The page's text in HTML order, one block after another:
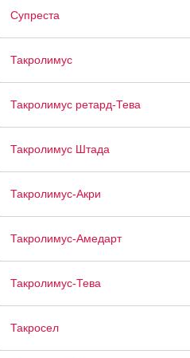
Супреста
Такролимус
Такролимус ретард-Тева
Такролимус Штада
Такролимус-Акри
Такролимус-Амедарт
Такролимус-Тева
Такросел